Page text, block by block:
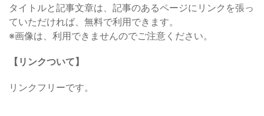
タイトルと記事文章は、記事のあるページにリンクを張っ
ていただければ、無料で利用できます。
※画像は、利用できませんのでご注意ください。
【リンクついて】
リンクフリーです。